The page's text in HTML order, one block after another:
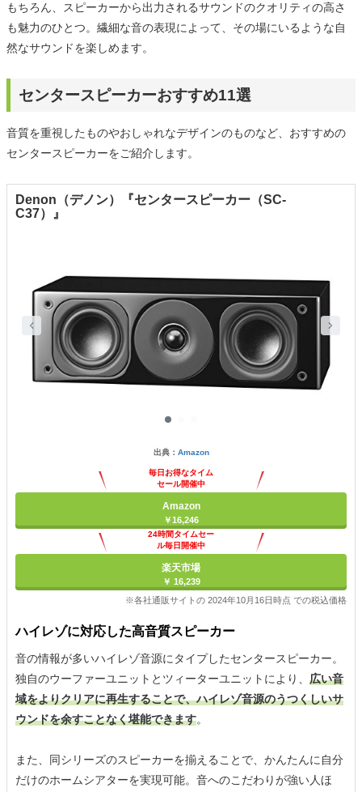
もちろん、スピーカーから出力されるサウンドのクオリティの高さ
も魅力のひとつ。繊細な音の表現によって、その場にいるような自
然なサウンドを楽しめます。
センタースピーカーおすすめ11選
音質を重視したものやおしゃれなデザインのものなど、おすすめの
センタースピーカーをご紹介します。
Denon（デノン）『センタースピーカー（SC-
C37）』
出典： Amazon
毎日お得なタイム
セール開催中
Amazon
￥16,246
24時間タイムセー
ル毎日開催中
楽天市場
￥ 16,239
※各社通販サイトの 2024年10月16日時点 での税込価格
ハイレゾに対応した高音質スピーカー
音の情報が多いハイレゾ音源にタイプしたセンタースピーカー。
独自のウーファーユニットとツィーターユニットにより、 広い音
域をよりクリアに再生することで、ハイレゾ音源のうつくしいサ
ウンドを余すことなく堪能できます。
また、同シリーズのスピーカーを揃えることで、かんたんに自分
だけのホームシアターを実現可能。音へのこだわりが強い人ほ